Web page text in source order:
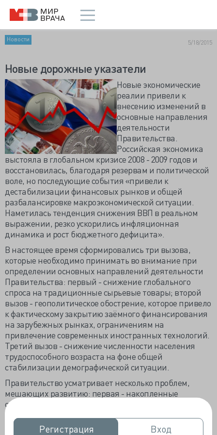
Регистрация
Регистрация Вход
Вход
Новости 5/18/2015
Новые дорожные указатели
Новые экономические
реалии привели к
внесению изменений в
основные направления
деятельности
Правительства.
Российская экономика
выстояла в глобальном кризисе 2008 - 2009 годов и
восстановилась, благодаря резервам и политической
воле, но последующие события «привели к
дестабилизации финансовых рынков и общей
разбалансировке макроэкономической ситуации.
Наметилась тенденция снижения ВВП в реальном
выражении, резко ускорились инфляционная
динамика и рост бюджетного дефицита».
В настоящее время сформировались три вызова,
которые необходимо принимать во внимание при
определении основных направлений деятельности
Правительства: первый - снижение глобального
спроса на традиционные сырьевые товары; второй
вызов - геополитическое обострение, которое привело
к фактическому закрытию заёмного финансирования
на зарубежных рынках, ограничениям на
привлечение современных иностранных технологий.
Третий вызов - снижение численности населения
трудоспособного возраста на фоне общей
стабилизации демографической ситуации.
Правительство усматривает несколько проблем,
мешающих развитию: первая - накопленные
структурные дисбалансы экономического развития;
вторая - высокая доля присутствия государства в
экономике при низкой эффективности его участия;